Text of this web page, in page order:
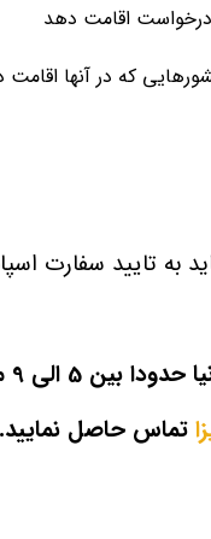
اقامت دهد
که در آنها
به تایید سفارت
به طول می انجامد.
تماس حاصل نمایید.